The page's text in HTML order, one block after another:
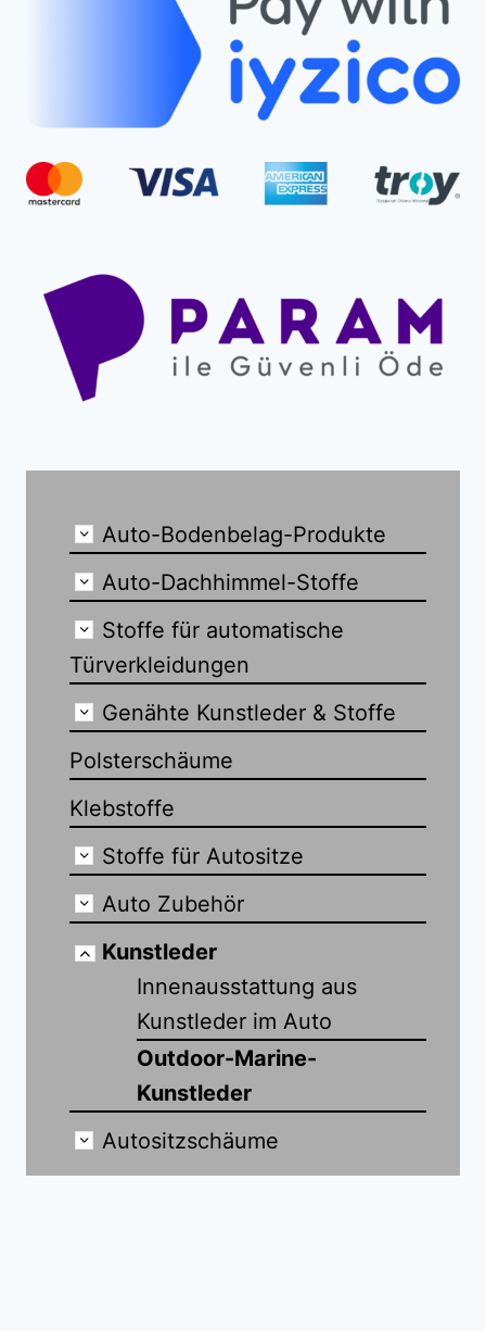
Auto-Bodenbelag-Produkte
Auto-Dachhimmel-Stoffe
Stoffe für automatische
Türverkleidungen
Genähte Kunstleder & Stoffe
Polsterschäume
Klebstoffe
Stoffe für Autositze
Auto Zubehör
Kunstleder
Innenausstattung aus
Kunstleder im Auto
Outdoor-Marine-
Kunstleder
Autositzschäume